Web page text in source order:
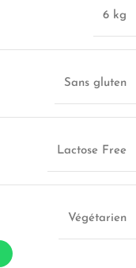
6 kg
Sans gluten
Lactose Free
Végétarien